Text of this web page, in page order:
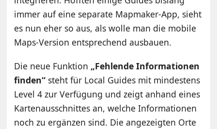
immer auf eine separate Mapmaker-App, sieht
es nun eher so aus, als wolle man die mobile
Maps-Version entsprechend ausbauen.
Die neue Funktion „Fehlende Informationen
finden“ steht für Local Guides mit mindestens
Level 4 zur Verfügung und zeigt anhand eines
Kartenausschnittes an, welche Informationen
noch zu ergänzen sind. Die angezeigten Orte